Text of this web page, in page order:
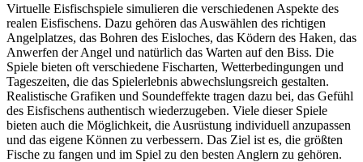
Virtuelle Eisfischspiele simulieren die verschiedenen Aspekte des
realen Eisfischens. Dazu gehören das Auswählen des richtigen
Angelplatzes, das Bohren des Eisloches, das Ködern des Haken, das
Anwerfen der Angel und natürlich das Warten auf den Biss. Die
Spiele bieten oft verschiedene Fischarten, Wetterbedingungen und
Tageszeiten, die das Spielerlebnis abwechslungsreich gestalten.
Realistische Grafiken und Soundeffekte tragen dazu bei, das Gefühl
des Eisfischens authentisch wiederzugeben. Viele dieser Spiele
bieten auch die Möglichkeit, die Ausrüstung individuell anzupassen
und das eigene Können zu verbessern. Das Ziel ist es, die größten
Fische zu fangen und im Spiel zu den besten Anglern zu gehören.